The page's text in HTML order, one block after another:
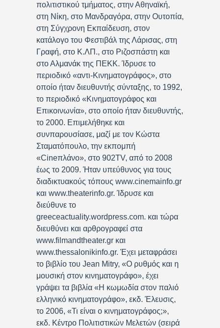
πολιτιστικού τμήματος, στην Αθηναϊκή,
στη Νίκη, στο Μανδραγόρα, στην Ουτοπία,
στη Σύγχρονη Εκπαίδευση, στον
κατάλογο του Φεστιβάλ της Λάρισας, στη
Γραφή, στο Κ.ΛΠ., στο Ριζοσπάστη και
στο Αλμανάκ της ΠΕΚΚ. Ίδρυσε το
περιοδικό «αντι-Κινηματογράφος», στο
οποίο ήταν διευθυντής σύνταξης, το 1992,
το περιοδικό «Κινηματογράφος και
Επικοινωνία», στο οποίο ήταν διευθυντής,
το 2000. Επιμελήθηκε και
συνπαρουσίασε, μαζί με τον Κώστα
Σταματόπουλο, την εκπομπή
«Cineπλάνο», στο 902TV, από το 2008
έως το 2009. Ήταν υπεύθυνος για τους
διαδικτυακούς τόπους www.cinemainfo.gr
και www.theaterinfo.gr. Ίδρυσε και
διεύθυνε το
greeceactuality.wordpress.com. και τώρα
διευθύνει και αρθρογραφεί στα
www.filmandtheater.gr και
www.thessalonikinfo.gr. Έχει μεταφράσει
το βιβλίο του Jean Mitry, «Ο ρυθμός και η
μουσική στον κινηματογράφο», έχει
γράψει τα βιβλία «Η κωμωδία στον παλιό
ελληνικό κινηματογράφο», εκδ. Έλευσις,
το 2006, «Τι είναι ο κινηματογράφος;»,
εκδ. Κέντρο Πολιτιστικών Μελετών (σειρά